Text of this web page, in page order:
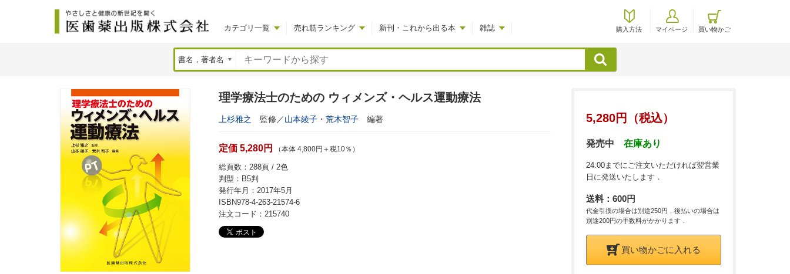
カテゴリ一覧 売れ筋ランキング 新刊・これから出る本 雑誌 購入方法 マイページ 買い物かご
検索
5,280円（税込）
発売中 在庫あり
24:00までにご注文いただければ翌営業
日に発送いたします．
送料：600円
代金引換の場合は別途250円，後払いの場合は
別途200円の手数料がかかります．
買い物かごに入れる
理学療法士のための ウィメンズ・ヘルス運動療法
上杉雅之 監修／山本綾子 ・ 荒木智子 編著
定価 5,280円 （本体 4,800円＋税10％）
総頁数：288頁 / 2色
判型：B5判
発行年月：2017年5月
ISBN978-4-263-21574-6
注文コード：215740